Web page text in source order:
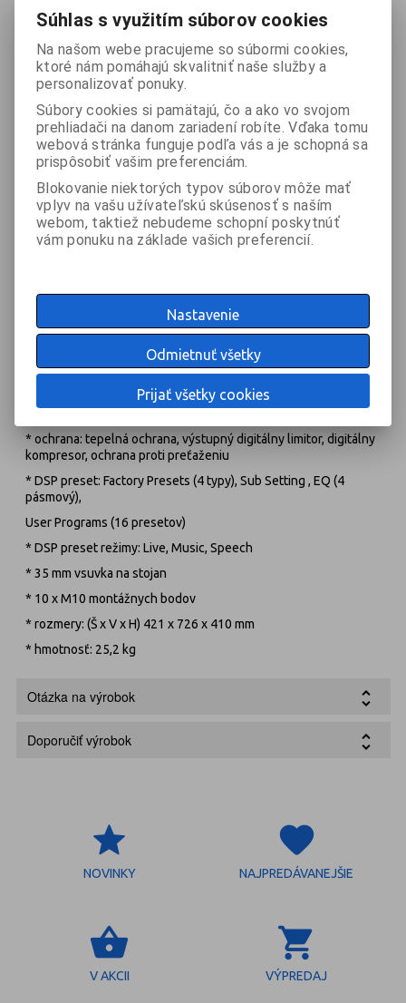
Podrobný popis
Technické parametre:
* typ: 15" širokopásmový reproduktor aktívny
* basový reproduktor: 15" ferit
* výškový reproduktorr: 1.75 "kompresný neodymový driver
* frekvenčná odozva: 48Hz ~ 20kHz
* max SPL: 131 dB
* typ zosilňovača: Trieda D
* maximálny výkon: 2000 W v špičke
* vstupné konektory: 1x XLR / TRS Combo, 1x HI-Z / LINE Combo
* ochrana: tepelná ochrana, výstupný digitálny limitor, digitálny
kompresor, ochrana proti preťaženiu
* DSP preset: Factory Presets (4 typy), Sub Setting , EQ (4
pásmový),
User Programs (16 presetov)
* DSP preset režimy: Live, Music, Speech
* 35 mm vsuvka na stojan
* 10 x M10 montážnych bodov
* rozmery: (Š x V x H) 421 x 726 x 410 mm
* hmotnosť: 25,2 kg
Otázka na výrobok
Doporučiť výrobok
grade
NOVINKY
favorite
NAJPREDÁVANEJŠIE
shopping_basket
V AKCII
shopping_cart
VÝPREDAJ
Súhlas s využitím súborov cookies
Na našom webe pracujeme so súbormi cookies,
ktoré nám pomáhajú skvalitniť naše služby a
personalizovať ponuky.
Súbory cookies si pamätajú, čo a ako vo svojom
prehliadači na danom zariadení robíte. Vďaka tomu
webová stránka funguje podľa vás a je schopná sa
prispôsobiť vašim preferenciám.
Blokovanie niektorých typov súborov môže mať
vplyv na vašu užívateľskú skúsenosť s naším
webom, taktiež nebudeme schopní poskytnúť
vám ponuku na základe vašich preferencií.
Nastavenie
Odmietnuť všetky
Prijať všetky cookies